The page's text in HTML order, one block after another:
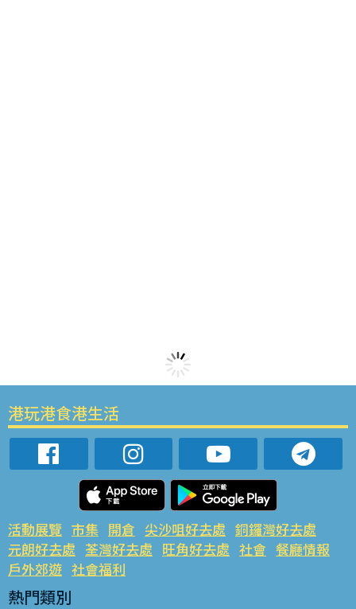
港玩港食港生活
活動展覽 市集 開倉 尖沙咀好去處 銅鑼灣好去處
元朗好去處 荃灣好去處 旺角好去處 社會 餐廳情報
戶外郊遊 社會福利
熱門類別